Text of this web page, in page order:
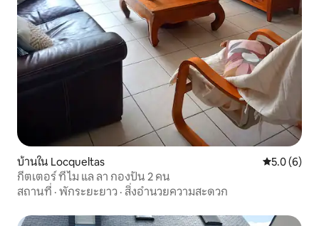
บ้านใน Locqueltas คะแนนเฉลี่
5.0 (6)
กีตเตอร์ ที ไม แล ลา กองปัน 2 คน
สถานที่ · พักระยะยาว · สิ่งอำนวยความสะดวก